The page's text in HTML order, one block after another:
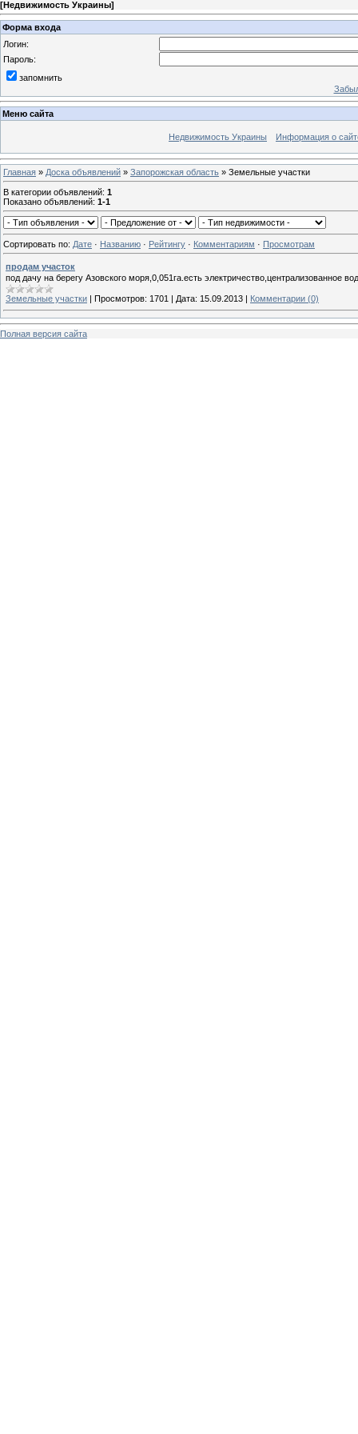
[Недвижимость Украины]
Форма входа
Логин:
Пароль:
запомнить
Меню сайта
Недвижимость Украины Информация о
Главная » Доска объявлений » Запорожская область » Земельные участки
В категории объявлений: 1
Показано объявлений: 1-1
Сортировать по: Дате · Названию · Рейтингу · Комментариям · Просмотрам
продам участок
под дачу на берегу Азовского моря,0,051га.есть электричество,централизованное
Земельные участки | Просмотров: 1701 | Дата: 15.09.2013 | Комментарии (0)
Полная версия сайта